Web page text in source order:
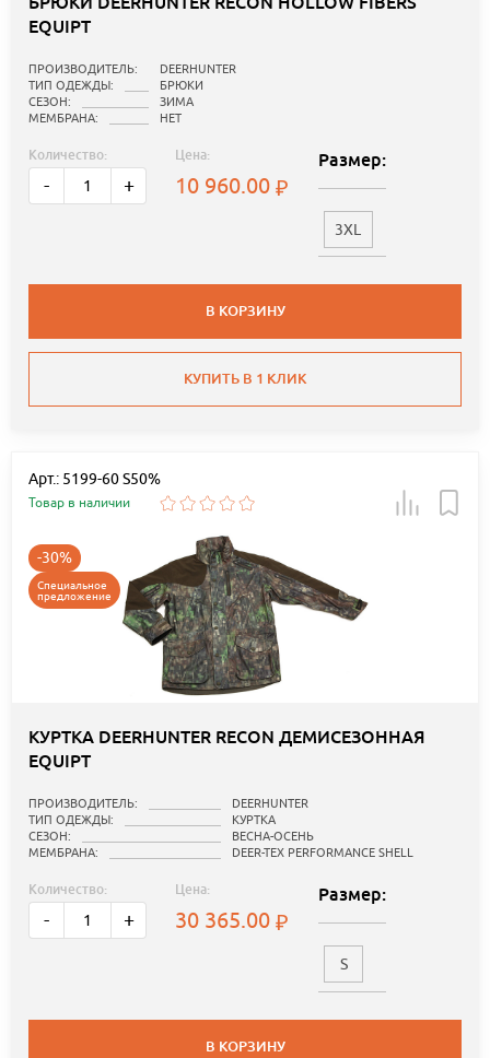
EQUIPT
ПРОИЗВОДИТЕЛЬ:
DEERHUNTER
ТИП ОДЕЖДЫ:
БРЮКИ
СЕЗОН:
ЗИМА
МЕМБРАНА:
НЕТ
Количество:
- +
Цена:
10 960.00
Размер:
3XL
В КОРЗИНУ
КУПИТЬ В 1 КЛИК
Арт.: 5199-60 S50%
Товар в наличии
-30%
Специальное
предложение
КУРТКА DEERHUNTER RECON ДЕМИСЕЗОННАЯ
EQUIPT
ПРОИЗВОДИТЕЛЬ:
DEERHUNTER
ТИП ОДЕЖДЫ:
КУРТКА
СЕЗОН:
ВЕСНА-ОСЕНЬ
МЕМБРАНА:
DEER-TEX PERFORMANCE SHELL
Количество:
- +
Цена:
30 365.00
Размер:
S
В КОРЗИНУ